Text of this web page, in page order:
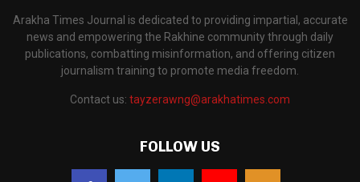
Arakha Times Journal is dedicated to providing impartial, accurate
news and empowering the Rakhine community through daily
publications, combatting misinformation, and offering citizen
journalism training to promote media freedom.
Contact us: tayzerawng@arakhatimes.com
FOLLOW US